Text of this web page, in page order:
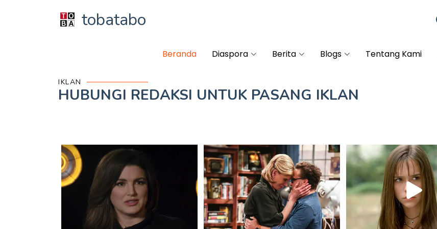
tobatabo
Beranda Diaspora Berita Blogs Tentang Kami
IKLAN
HUBUNGI REDAKSI UNTUK PASANG IKLAN